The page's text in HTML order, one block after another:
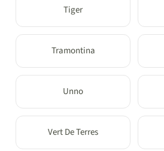
Tiger
Tramontina
Unno
Vert De Terres